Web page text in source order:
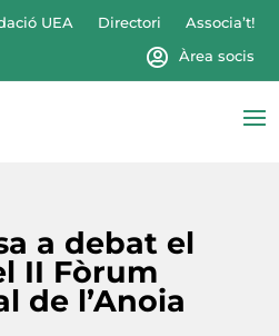
UEA Directori
Associa’t!
Àrea socis
a debat el
II Fòrum
de l’Anoia